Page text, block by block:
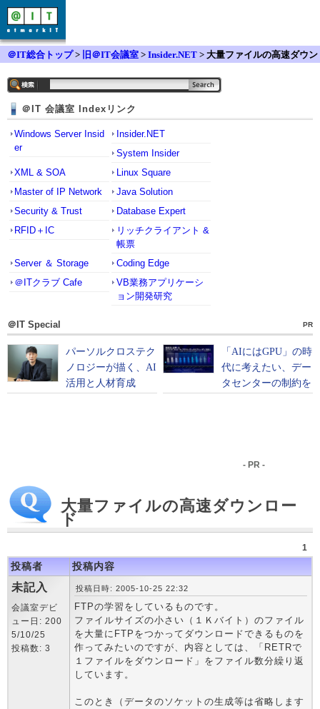
＠IT総合トップ> 旧＠IT会議室 > Insider.NET > 大量ファイルの高速ダウン
＠IT 会議室 Indexリンク
Windows Server Insid
er
Insider.NET
System Insider
XML & SOA
Linux Square
Master of IP Network
Java Solution
Security & Trust
Database Expert
RFID＋IC
リッチクライアント &
帳票
Server ＆ Storage
Coding Edge
＠ITクラブ Cafe
VB業務アプリケーシ
ョン開発研究
＠IT Special PR
- PR -
大量ファイルの高速ダウンロー
ド
1
投稿者 投稿内容
未記入
会議室デビ
ュー日: 200
5/10/25
投稿数: 3
投稿日時: 2005-10-25 22:32
FTPの学習をしているものです。
ファイルサイズの小さい（１Ｋバイト）のファイル
を大量にFTPをつかってダウンロードできるものを
作ってみたいのですが、内容としては、「RETRで
１ファイルをダウンロード」をファイル数分繰り返
しています。
このとき（データのソケットの生成等は省略します